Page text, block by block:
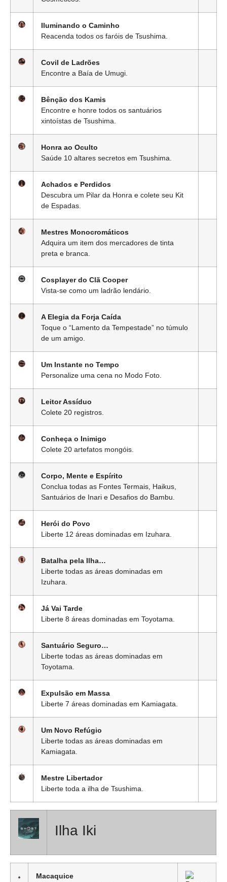
Iluminando o Caminho
Reacenda todos os faróis de Tsushima.
Covil de Ladrões
Encontre a Baía de Umugi.
Bênção dos Kamis
Encontre e honre todos os santuários
xintoístas de Tsushima.
Honra ao Oculto
Saúde 10 altares secretos em Tsushima.
Achados e Perdidos
Descubra um Pilar da Honra e colete seu Kit
de Espadas.
Mestres Monocromáticos
Adquira um item dos mercadores de tinta
preta e branca.
Cosplayer do Clã Cooper
Vista-se como um ladrão lendário.
A Elegia da Forja Caída
Toque o “Lamento da Tempestade” no túmulo
de um amigo.
Um Instante no Tempo
Personalize uma cena no Modo Foto.
Leitor Assíduo
Colete 20 registros.
Conheça o Inimigo
Colete 20 artefatos mongóis.
Corpo, Mente e Espírito
Conclua todas as Fontes Termais, Haikus,
Santuários de Inari e Desafios do Bambu.
Herói do Povo
Liberte 12 áreas dominadas em Izuhara.
Batalha pela Ilha…
Liberte todas as áreas dominadas em
Izuhara.
Já Vai Tarde
Liberte 8 áreas dominadas em Toyotama.
Santuário Seguro…
Liberte todas as áreas dominadas em
Toyotama.
Expulsão em Massa
Liberte 7 áreas dominadas em Kamiagata.
Um Novo Refúgio
Liberte todas as áreas dominadas em
Kamiagata.
Mestre Libertador
Liberte toda a ilha de Tsushima.
Ilha Iki
Macaquice